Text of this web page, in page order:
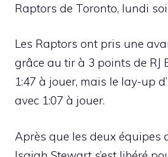
Raptors de Toronto, lundi
Les Raptors ont pris une
grâce au tir à 3 points de RJ
1:47 à jouer, mais le lay-up
avec 1:07 à jouer.
Après que les deux équipes